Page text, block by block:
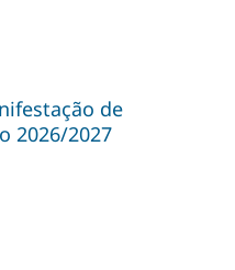
de
2026/2027